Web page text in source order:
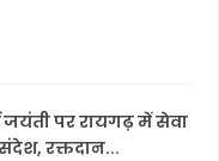
पर रायगढ़ में सेवा
रक्तदान...